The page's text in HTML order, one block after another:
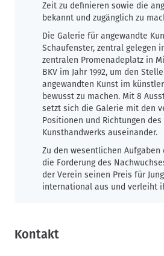
Zeit zu definieren sowie die
bekannt und zugänglich zu
Die Galerie für angewandte
Schaufenster, zentral gelegen
zentralen Promenadeplatz in
BKV im Jahr 1992, um den
angewandten Kunst im
bewusst zu machen. Mit 8
setzt sich die Galerie mit den
Positionen und Richtungen
Kunsthandwerks auseinander.
Zu den wesentlichen Aufgaben
die Forderung des
der Verein seinen Preis für
international aus und verleiht
Kontakt